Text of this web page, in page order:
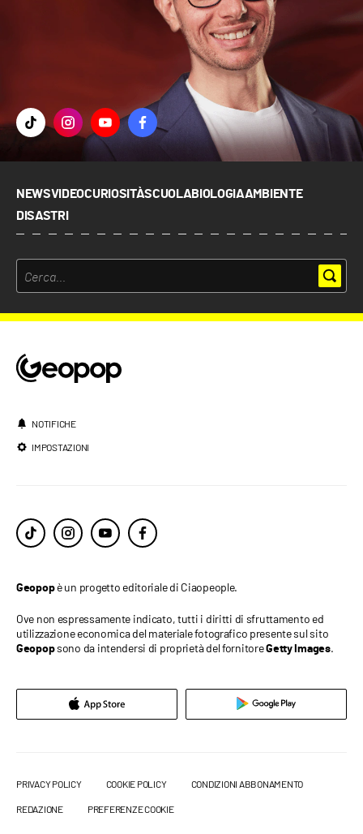
NEWSVIDEOCURIOSITÀSCUOLABIOLOGIAAMBIENTE
DISASTRI
NOTIFICHE
IMPOSTAZIONI
Geopopè un progetto editoriale di Ciaopeople.
Ove non espressamente indicato, tutti i diritti di sfruttamento ed
utilizzazione economica del materiale fotografico presente sul sito
Geopopsono da intendersi di proprietà del fornitoreGetty Images.
PRIVACY POLICY COOKIE POLICY CONDIZIONI ABBONAMENTO
REDAZIONE PREFERENZE COOKIE